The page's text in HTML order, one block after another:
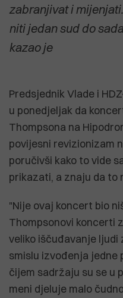
zabranjivat i
niti jedan sud do
kazao je
Predsjednik Vlade i
u ponedjeljak da
Thompsona na
povijesni revizionizam
poručivši kako to vide
prikazati, a znaju da to
"Nije ovaj koncert bio
Thompsonovi koncerti
veliko iščuđavanje ljudi
smislu izvođenja jedne
čijem sadržaju su se u
meni djeluje malo